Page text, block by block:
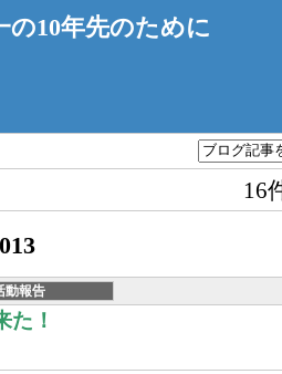
の10年先のために
16
動報告
た！